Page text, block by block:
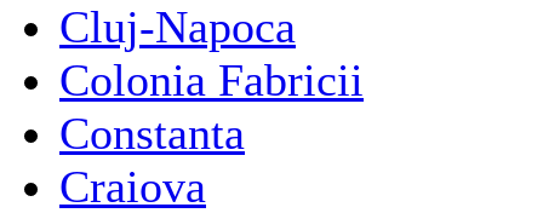
Cluj-Napoca
Colonia Fabricii
Constanta
Craiova